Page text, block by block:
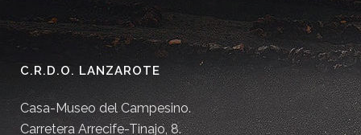
C.R.D.O. LANZAROTE
Casa-Museo del Campesino.
Carretera Arrecife-Tinajo, 8.